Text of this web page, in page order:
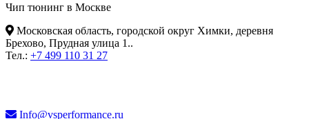
Чип тюнинг в Москве
Московская область, городской округ Химки, деревня
Брехово, Прудная улица 1..
Тел.: +7 499 110 31 27
Info@vsperformance.ru